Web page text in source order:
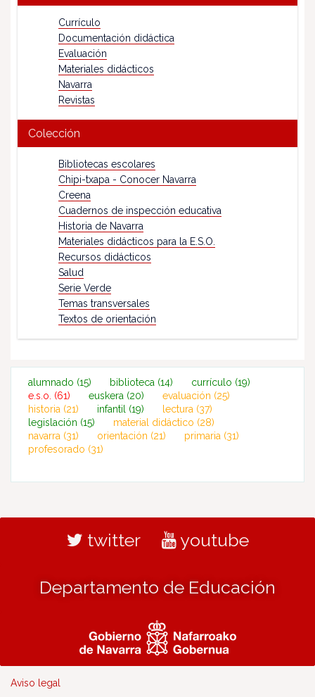
Currículo
Documentación didáctica
Evaluación
Materiales didácticos
Navarra
Revistas
Colección
Bibliotecas escolares
Chipi-txapa - Conocer Navarra
Creena
Cuadernos de inspección educativa
Historia de Navarra
Materiales didácticos para la E.S.O.
Recursos didácticos
Salud
Serie Verde
Temas transversales
Textos de orientación
alumnado (15) biblioteca (14) currículo (19)
e.s.o. (61) euskera (20) evaluación (25)
historia (21) infantil (19) lectura (37)
legislación (15) material didáctico (28)
navarra (31) orientación (21) primaria (31)
profesorado (31)
twitter youtube
Departamento de Educación
Aviso legal